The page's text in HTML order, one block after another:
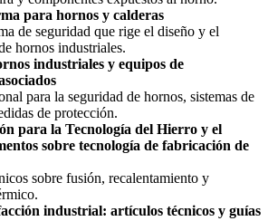
para hornos y calderas
de seguridad que rige el diseño y el
hornos industriales.
industriales y equipos de
para la seguridad de hornos, sistemas de
de protección.
para la Tecnología del Hierro y el
sobre tecnología de fabricación de
sobre fusión, recalentamiento y
industrial: artículos técnicos y guías